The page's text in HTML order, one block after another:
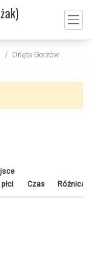
Orlęta Gorzów
Czas Różnica